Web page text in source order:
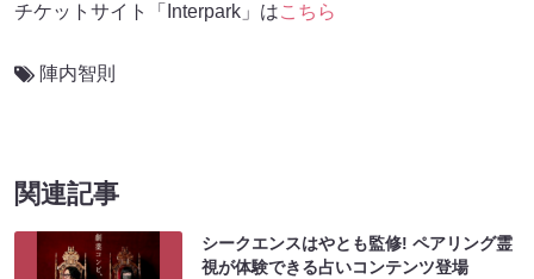
チケットサイト「Interpark」はこちら
陣内智則
関連記事
シークエンスはやとも監修! ペアリング霊
視が体験できる占いコンテンツ登場